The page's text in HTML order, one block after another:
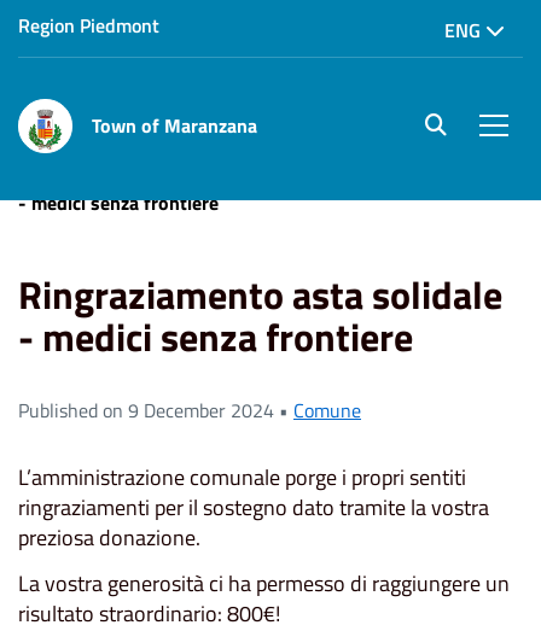
Region Piedmont ENG
Town of Maranzana site.searc
- medici senza frontiere
Ringraziamento asta solidale
- medici senza frontiere
Published on 9 December 2024 • Comune
L’amministrazione comunale porge i propri sentiti
ringraziamenti per il sostegno dato tramite la vostra
preziosa donazione.
La vostra generosità ci ha permesso di raggiungere un
risultato straordinario: 800€!